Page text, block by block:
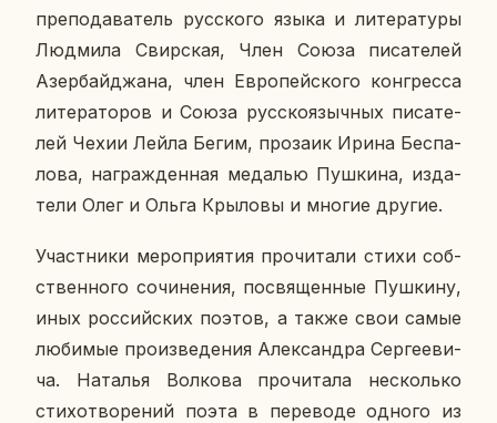
пре­по­да­ва­тель рус­ско­го языка и ли­те­ра­ту­ры
Люд­ми­ла Свир­ская, Член Союза пи­са­те­лей
Азер­бай­джа­на, член Ев­ро­пей­ско­го кон­грес­са
ли­те­ра­то­ров и Союза рус­ско­языч­ных пи­са­те­
лей Чехии Лейла Бегим, про­за­ик Ирина Бес­па­
ло­ва, на­граж­ден­ная ме­да­лью Пуш­ки­на, из­да­
те­ли Олег и Ольга Кры­ло­вы и многие другие.
Участ­ни­ки ме­ро­при­я­тия про­чи­та­ли стихи соб­
ствен­но­го со­чи­не­ния, по­свя­щен­ные Пуш­ки­ну,
иных рос­сий­ских поэтов, а также свои самые
лю­би­мые про­из­ве­де­ния Алек­сандра Сер­ге­е­ви­
ча. На­та­лья Вол­ко­ва про­чи­та­ла несколь­ко
сти­хо­тво­ре­ний поэта в пе­ре­во­де одного из